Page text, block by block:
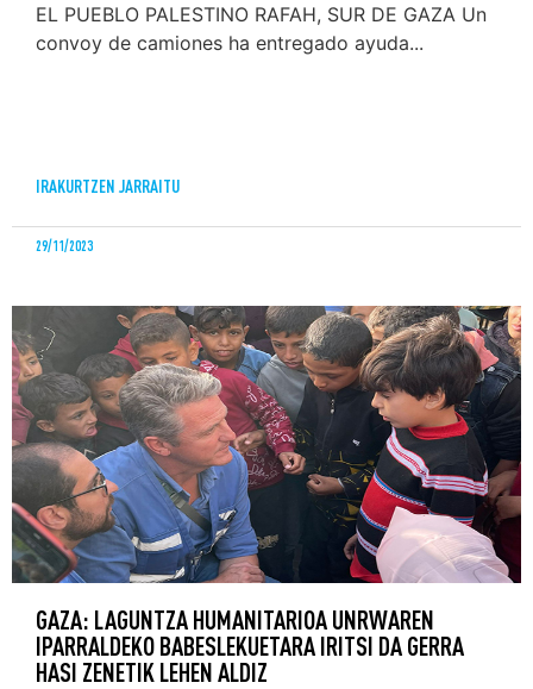
EL PUEBLO PALESTINO RAFAH, SUR DE GAZA Un
convoy de camiones ha entregado ayuda...
IRAKURTZEN JARRAITU
29/11/2023
GAZA: LAGUNTZA HUMANITARIOA UNRWAREN
IPARRALDEKO BABESLEKUETARA IRITSI DA GERRA
HASI ZENETIK LEHEN ALDIZ